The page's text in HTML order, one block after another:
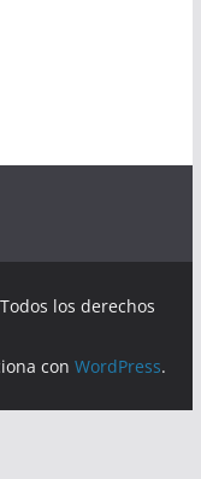
los derechos
conWordPress.